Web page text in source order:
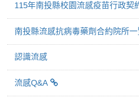
115年南投縣校園流感疫苗行政契
南投縣流感抗病毒藥劑合約院所一
認識流感
流感Q&A